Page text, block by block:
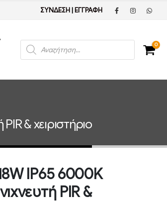
ΣΥΝΔΕΣΗ| ΕΓΓΡΑΦΗ
Products
search
0
& χειριστήριο
IP65 6000K
PIR &